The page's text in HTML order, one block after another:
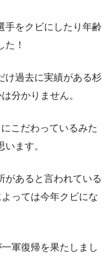
手をクビにしたり年齢
！
け過去に実績がある杉
分かりません。
こだわっているみた
ます。
があると言われている
っては今年クビにな
軍復帰を果たしまし